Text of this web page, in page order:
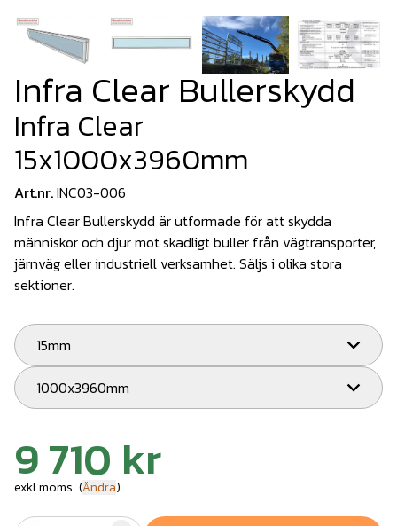
Infra Clear Bullerskydd
Infra Clear
15x1000x3960mm
Art.nr.INC03-006
Infra Clear Bullerskydd är utformade för att skydda
människor och djur mot skadligt buller från vägtransporter,
järnväg eller industriell verksamhet. Säljs i olika stora
sektioner.
15mm
1000x3960mm
9 710 kr
exkl.moms (Ändra)